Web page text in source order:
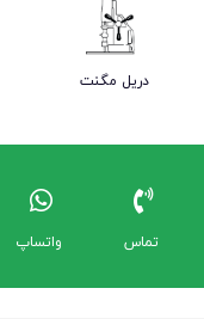
دریل مگنت
تماس واتساپ